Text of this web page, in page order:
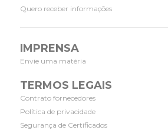
Quero receber informações
IMPRENSA
Envie uma matéria
TERMOS LEGAIS
Contrato fornecedores
Política de privacidade
Segurança de Certificados